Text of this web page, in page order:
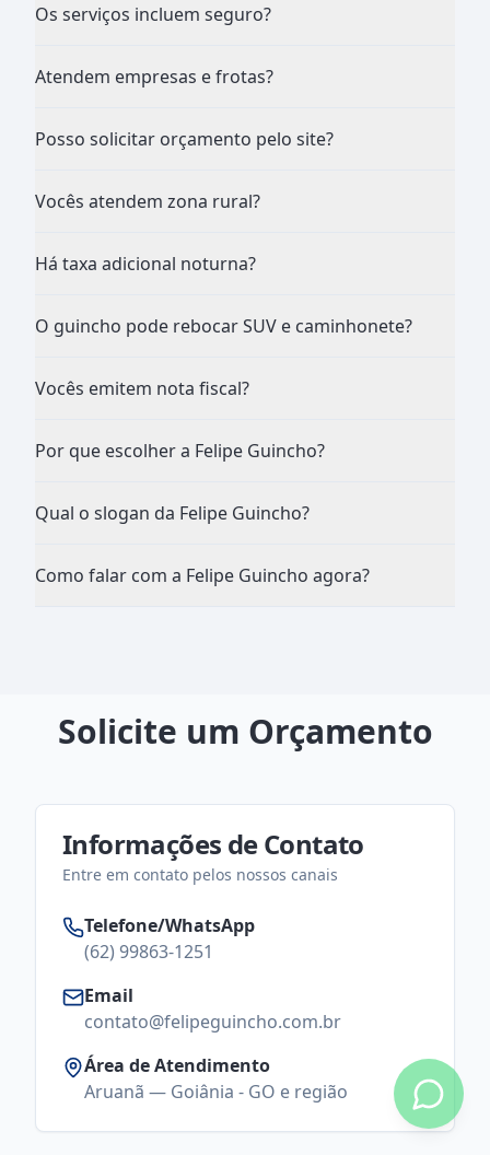
Os serviços incluem seguro?
Atendem empresas e frotas?
Posso solicitar orçamento pelo site?
Vocês atendem zona rural?
Há taxa adicional noturna?
O guincho pode rebocar SUV e caminhonete?
Vocês emitem nota fiscal?
Por que escolher a Felipe Guincho?
Qual o slogan da Felipe Guincho?
Como falar com a Felipe Guincho agora?
Solicite um Orçamento
Informações de Contato
Entre em contato pelos nossos canais
Telefone/WhatsApp
(62) 99863-1251
Email
contato@felipeguincho.com.br
Área de Atendimento
Aruanã — Goiânia - GO e região